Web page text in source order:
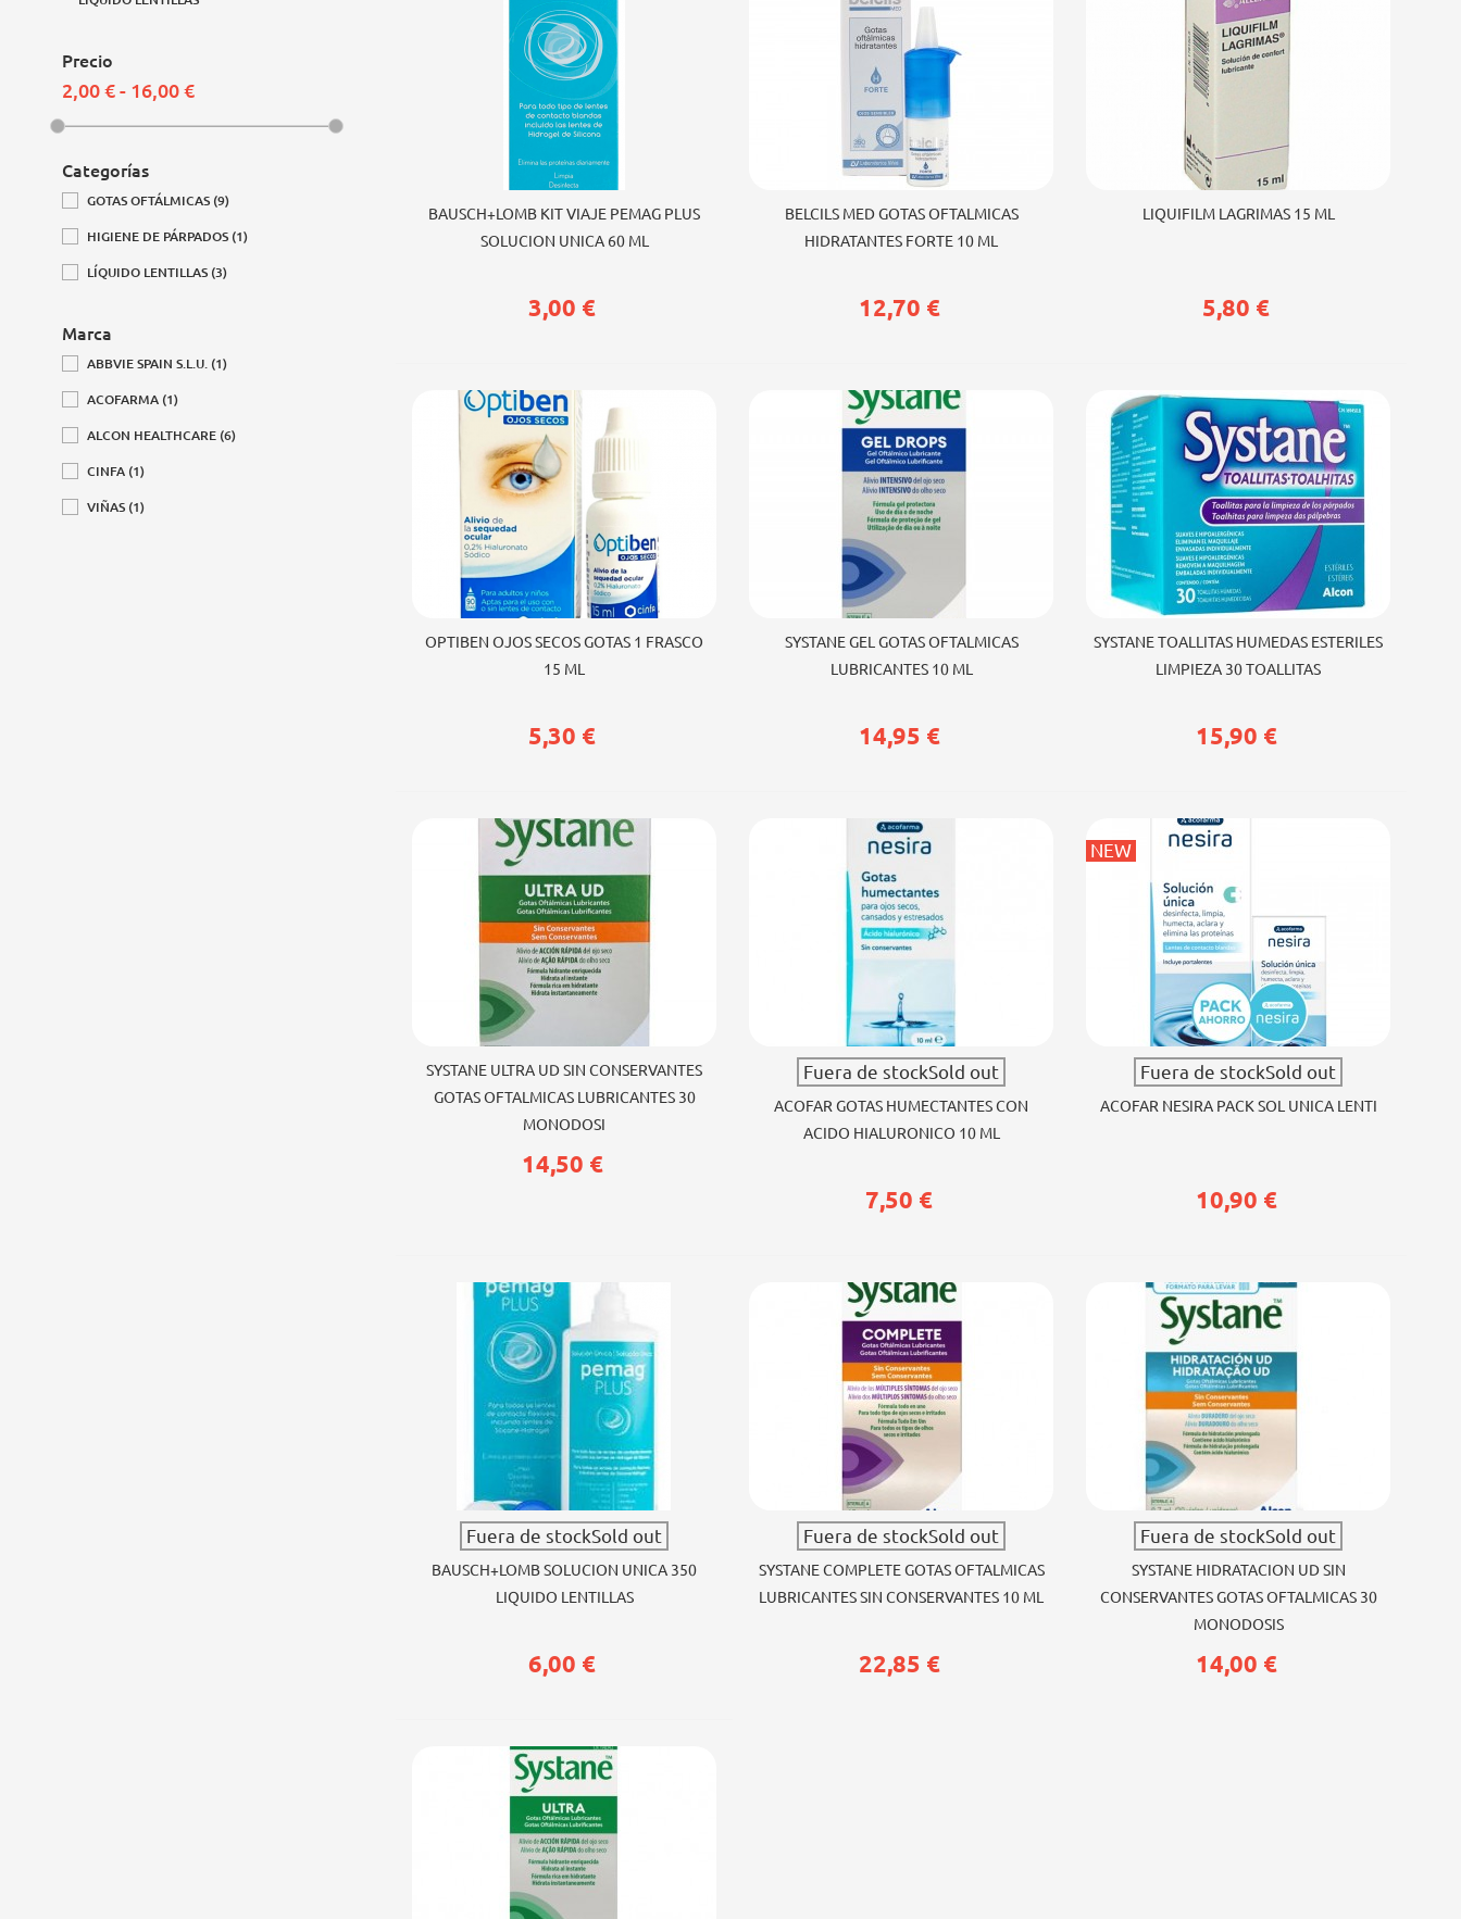
Precio
2,00 € - 16,00 €
Categorías
GOTAS OFTÁLMICAS (9)
HIGIENE DE PÁRPADOS (1)
LÍQUIDO LENTILLAS (3)
Marca
ABBVIE SPAIN S.L.U. (1)
ACOFARMA (1)
ALCON HEALTHCARE (6)
CINFA (1)
VIÑAS (1)
Añadir al carrito
BAUSCH+LOMB KIT VIAJE PEMAG PLUS
SOLUCION UNICA 60 ML
3,00 €
Añadir al carrito
BELCILS MED GOTAS OFTALMICAS
HIDRATANTES FORTE 10 ML
12,70 €
Añadir al carrito
LIQUIFILM LAGRIMAS 15 ML
5,80 €
Añadir al carrito
OPTIBEN OJOS SECOS GOTAS 1 FRASCO
15 ML
5,30 €
Añadir al carrito
SYSTANE GEL GOTAS OFTALMICAS
LUBRICANTES 10 ML
14,95 €
Añadir al carrito
SYSTANE TOALLITAS HUMEDAS ESTERILES
LIMPIEZA 30 TOALLITAS
15,90 €
Añadir al carrito
SYSTANE ULTRA UD SIN CONSERVANTES
GOTAS OFTALMICAS LUBRICANTES 30
MONODOSI
14,50 €
Ver más
Fuera de stockSold out
ACOFAR GOTAS HUMECTANTES CON
ACIDO HIALURONICO 10 ML
7,50 €
NEW
Ver más
Fuera de stockSold out
ACOFAR NESIRA PACK SOL UNICA LENTI
10,90 €
Ver más
Fuera de stockSold out
BAUSCH+LOMB SOLUCION UNICA 350
LIQUIDO LENTILLAS
6,00 €
Ver más
Fuera de stockSold out
SYSTANE COMPLETE GOTAS OFTALMICAS
LUBRICANTES SIN CONSERVANTES 10 ML
22,85 €
Ver más
Fuera de stockSold out
SYSTANE HIDRATACION UD SIN
CONSERVANTES GOTAS OFTALMICAS 30
MONODOSIS
14,00 €